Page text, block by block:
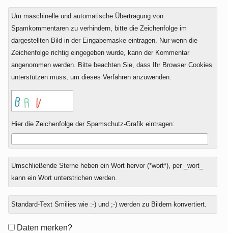
Um maschinelle und automatische Übertragung von
Spamkommentaren zu verhindern, bitte die Zeichenfolge im
dargestellten Bild in der Eingabemaske eintragen. Nur wenn die
Zeichenfolge richtig eingegeben wurde, kann der Kommentar
angenommen werden. Bitte beachten Sie, dass Ihr Browser Cookies
unterstützen muss, um dieses Verfahren anzuwenden.
Hier die Zeichenfolge der Spamschutz-Grafik eintragen:
Umschließende Sterne heben ein Wort hervor (*wort*), per _wort_
kann ein Wort unterstrichen werden.
Standard-Text Smilies wie :-) und ;-) werden zu Bildern konvertiert.
Formular-
Daten merken?